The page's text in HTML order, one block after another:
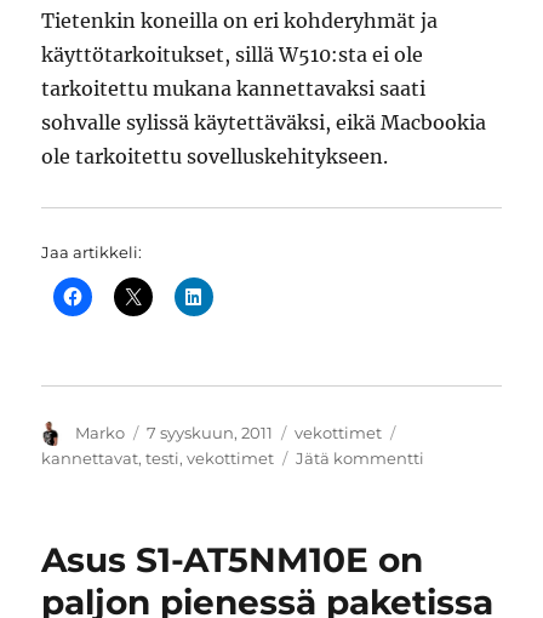
Tietenkin koneilla on eri kohderyhmät ja
käyttötarkoitukset, sillä W510:sta ei ole
tarkoitettu mukana kannettavaksi saati
sohvalle sylissä käytettäväksi, eikä Macbookia
ole tarkoitettu sovelluskehitykseen.
Jaa artikkeli:
Kirjoittaja
Marko Julkaistu
7 syyskuun, 2011 Kategoriat
vekottimet
kannettavat,testi,vekottimet Jätä kommentti
perusvarma
työjuhta
Asus S1-AT5NM10E on
paljon pienessä paketissa